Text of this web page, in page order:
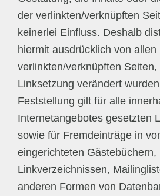
der verlinkten/verknüpften
keinerlei Einfluss. Deshalb
hiermit ausdrücklich von
verlinkten/verknüpften
Linksetzung verändert
Feststellung gilt für alle
Internetangebotes gesetzten
sowie für Fremdeinträge in
eingerichteten
Linkverzeichnissen,
anderen Formen von